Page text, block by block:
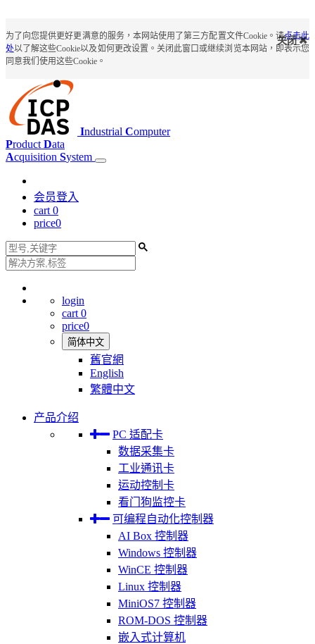
为了向您提供更好更满意的服务，本网站使用了第三方配置文件Cookie。请点击此
处以了解这些Cookie以及如何更改设置。关闭此窗口或继续浏览本网站，即表示您
同意我们使用这些Cookie。
关闭
Industrial Computer
Product Data
Acquisition System
会员登入
cart 0
price0
login
cart 0
price0
简体中文
舊官網
English
繁體中文
产品介绍
PC 适配卡
数据采集卡
工业通讯卡
运动控制卡
看门狗监控卡
可编程自动化控制器
AI Box 控制器
Windows 控制器
WinCE 控制器
Linux 控制器
MiniOS7 控制器
ROM-DOS 控制器
嵌入式计算机